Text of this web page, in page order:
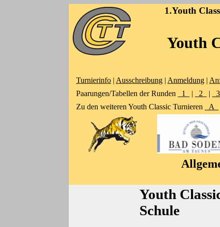
1.Youth
Youth
Turnierinfo | Ausschreibung | Anmeldung |
Paarungen/Tabellen der Runden
1 | 2 |
Zu den weiteren Youth Classic Turnieren
A
Youth
Schule